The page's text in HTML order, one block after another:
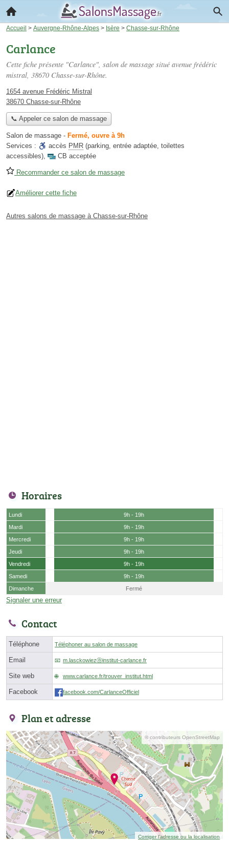
Accueil > Auvergne-Rhône-Alpes > Isère > Chasse-sur-Rhône
Carlance
Cette fiche présente "Carlance", salon de massage situé avenue frédéric
mistral, 38670 Chasse-sur-Rhône.
1654 avenue Frédéric Mistral
38670 Chasse-sur-Rhône
📞 Appeler ce salon de massage
Salon de massage - Fermé, ouvre à 9h
Services :
accès PMR (parking, entrée adaptée, toilettes
accessibles), CB acceptée
Recommander ce salon de massage
Améliorer cette fiche
Autres salons de massage à Chasse-sur-Rhône
Horaires
Lundi
9h - 19h
Mardi
9h - 19h
Mercredi
9h - 19h
Jeudi
9h - 19h
Vendredi
9h - 19h
Samedi
9h - 19h
Dimanche
Fermé
Signaler une erreur
Contact
Téléphone Téléphoner au salon de massage
Email m.lasckowiezⓐinstitut-carlance.fr
Site web www.carlance.fr/trouver_institut.html
Facebook facebook.com/CarlanceOfficiel
Plan et adresse
© contributeurs OpenStreetMap
Corriger l’adresse ou la localisation